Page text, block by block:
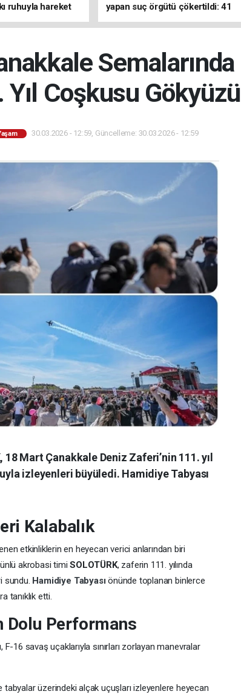
ruhuyla hareket
yapan suç örgütü çökertildi: 41
tutuklama
Coşkusu
30.03.2026 - 12:59, Güncelleme: 30.03.2026 - 12:59
Mart Çanakkale Deniz Zaferi’nin 111. yıl
izleyenleri büyüledi. Hamidiye Tabyası
Kalabalık
etkinliklerin en heyecan verici anlarından biri
ünlü akrobasi timiSOLOTÜRK, zaferin 111. yılında
sundu. Hamidiye Tabyasıönünde toplanan binlerce
tanıklık etti.
Dolu Performans
F-16 savaş uçaklarıyla sınırları zorlayan manevralar
tabyalar üzerindeki alçak uçuşları izleyenlere heyecan